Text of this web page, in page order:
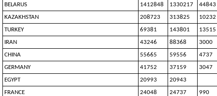
BELARUS
1412848 1330217
44843
KAZAKHSTAN
208723 313825
10232
TURKEY
69381 143801
13515
IRAN
43246 88368
3000
CHINA
55665 59556
4737
GERMANY
41752 37159
3047
EGYPT
20993
20943
FRANCE
24048 24737
990